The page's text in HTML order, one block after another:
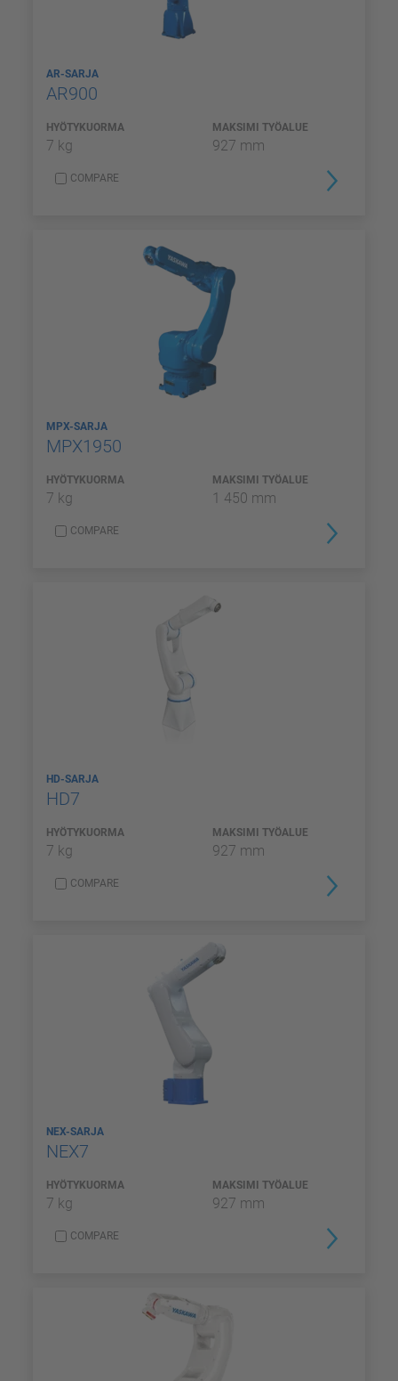
AR-SARJA
AR900
HYÖTYKUORMA
7 kg
MAKSIMI TYÖALUE
927 mm
COMPARE
MPX-SARJA
MPX1950
HYÖTYKUORMA
7 kg
MAKSIMI TYÖALUE
1 450 mm
COMPARE
HD-SARJA
HD7
HYÖTYKUORMA
7 kg
MAKSIMI TYÖALUE
927 mm
COMPARE
NEX-SARJA
NEX7
HYÖTYKUORMA
7 kg
MAKSIMI TYÖALUE
927 mm
COMPARE